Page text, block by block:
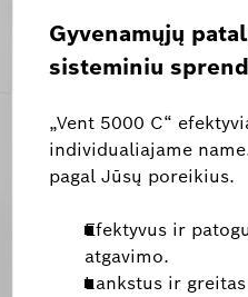
Gyvenamųjų
sisteminiu
„Vent 5000 C“
individualiajame
pagal Jūsų poreikius.
Efektyvus ir
atgavimo.
Lankstus ir